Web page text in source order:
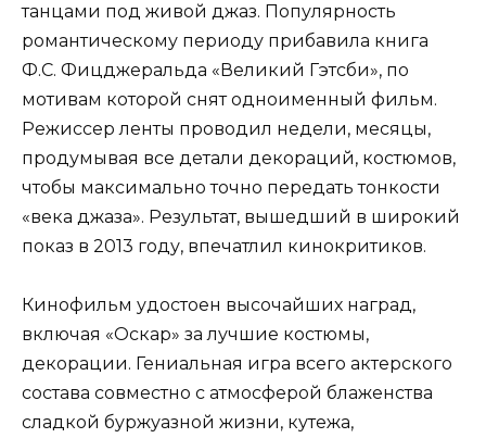
танцами под живой джаз. Популярность
романтическому периоду прибавила книга
Ф.С. Фицджеральда «Великий Гэтсби», по
мотивам которой снят одноименный фильм.
Режиссер ленты проводил недели, месяцы,
продумывая все детали декораций, костюмов,
чтобы максимально точно передать тонкости
«века джаза». Результат, вышедший в широкий
показ в 2013 году, впечатлил кинокритиков.
Кинофильм удостоен высочайших наград,
включая «Оскар» за лучшие костюмы,
декорации. Гениальная игра всего актерского
состава совместно с атмосферой блаженства
сладкой буржуазной жизни, кутежа,